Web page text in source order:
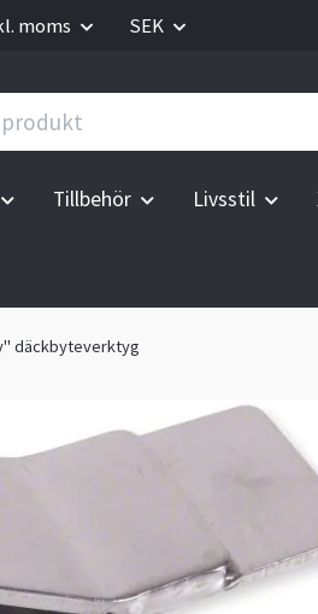
moms SEK
Tillbehör Livsstil
däckbyteverktyg